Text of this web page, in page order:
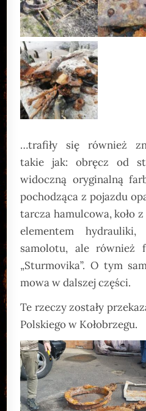
…trafiły się również
takie jak: obręcz od
widoczną oryginalną
pochodząca z pojazdu
tarcza hamulcowa, koło z
elementem hydrauliki,
samolotu, ale również
„Sturmovika”. O tym
mowa w dalszej części.
Te rzeczy zostały
Polskiego w Kołobrzegu.